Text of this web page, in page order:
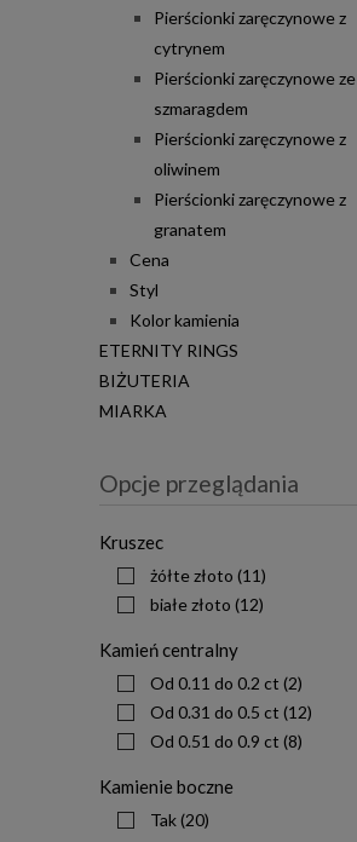
Pierścionki zaręczynowe z
cytrynem
Pierścionki zaręczynowe ze
szmaragdem
Pierścionki zaręczynowe z
oliwinem
Pierścionki zaręczynowe z
granatem
Cena
Styl
Kolor kamienia
ETERNITY RINGS
BIŻUTERIA
MIARKA
Opcje przeglądania
Kruszec
żółte złoto (11)
białe złoto (12)
Kamień centralny
Od 0.11 do 0.2 ct (2)
Od 0.31 do 0.5 ct (12)
Od 0.51 do 0.9 ct (8)
Kamienie boczne
Tak(20)